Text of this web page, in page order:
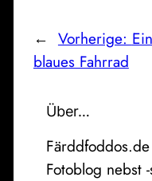
← Vorherige: Ein
blaues Fahrrad
Über…
Fotoblog nebst